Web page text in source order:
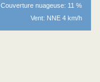
Couverture nuageuse: 11 %
Vent: NNE 4 km/h